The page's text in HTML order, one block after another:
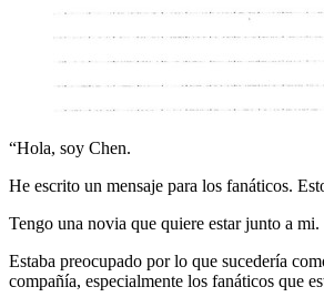
“Hola, soy Chen.
He escrito un mensaje para los fanáticos.
Tengo una novia que quiere estar junto a mi.
Estaba preocupado por lo que sucedería
compañía, especialmente los fanáticos que